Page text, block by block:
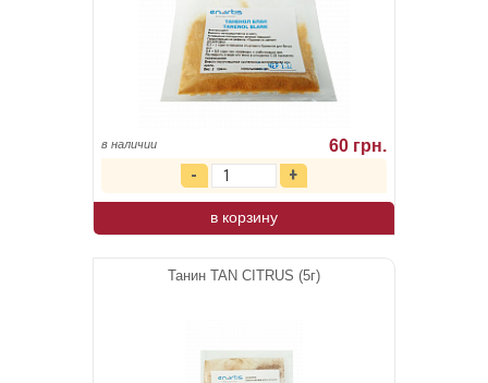
в наличии 60 грн.
в корзину
Танин TAN CITRUS (5г)